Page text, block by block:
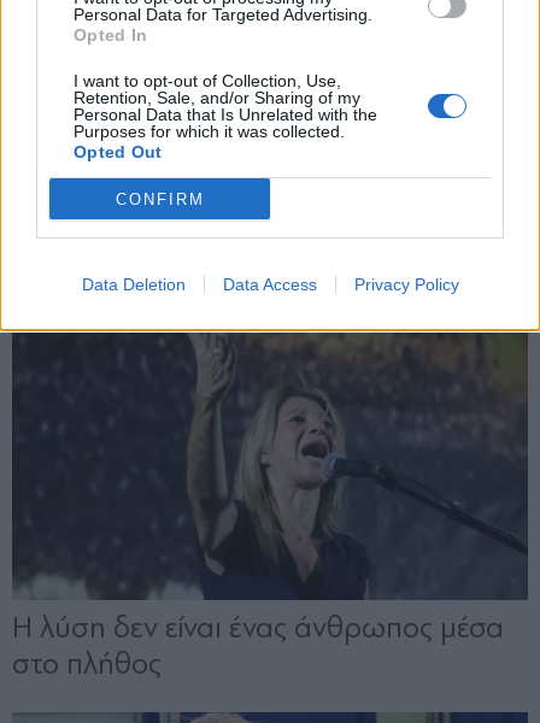
Personal Data for Targeted Advertising.
Opted In
I want to opt-out of Collection, Use,
Retention, Sale, and/or Sharing of my
Personal Data that Is Unrelated with the
Purposes for which it was collected.
Opted Out
CONFIRM
Data Deletion Data Access Privacy Policy
X